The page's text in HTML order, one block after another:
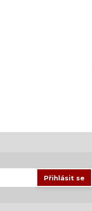
Přihlásit se